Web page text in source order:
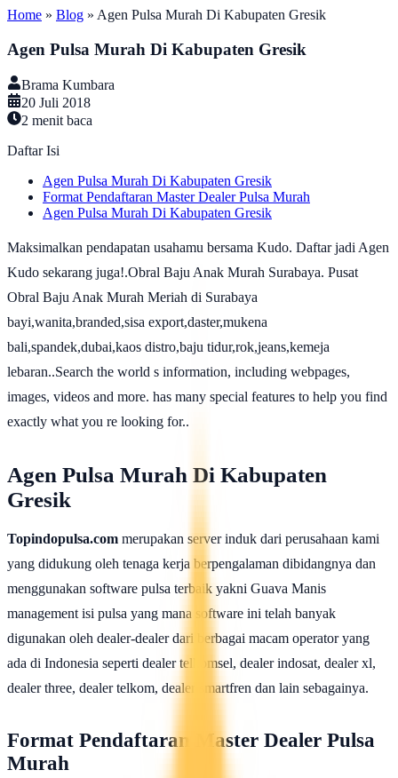
Home » Blog » Agen Pulsa Murah Di Kabupaten Gresik
Agen Pulsa Murah Di Kabupaten Gresik
Brama Kumbara
20 Juli 2018
2 menit baca
Daftar Isi
Agen Pulsa Murah Di Kabupaten Gresik
Format Pendaftaran Master Dealer Pulsa Murah
Agen Pulsa Murah Di Kabupaten Gresik
Maksimalkan pendapatan usahamu bersama Kudo. Daftar jadi Agen
Kudo sekarang juga!.Obral Baju Anak Murah Surabaya. Pusat
Obral Baju Anak Murah Meriah di Surabaya
bayi,wanita,branded,sisa export,daster,mukena
bali,spandek,dubai,kaos distro,baju tidur,rok,jeans,kemeja
lebaran..Search the world s information, including webpages,
images, videos and more. has many special features to help you find
exactly what you re looking for..
Agen Pulsa Murah Di Kabupaten
Gresik
Topindopulsa.com merupakan server induk dari perusahaan kami
yang didukung oleh tenaga kerja berpengalaman dibidangnya dan
menggunakan software pulsa terbaik yakni Guava Manis
management isi pulsa yang mana software ini telah banyak
digunakan oleh dealer-dealer dari berbagai macam operator yang
ada di Indonesia seperti dealer telkomsel, dealer indosat, dealer xl,
dealer three, dealer telkom, dealer smartfren dan lain sebagainya.
Format Pendaftaran Master Dealer Pulsa
Murah